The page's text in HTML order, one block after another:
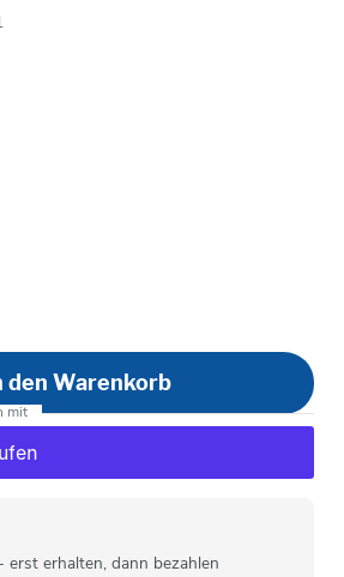
den Warenkorb
erhalten, dann bezahlen